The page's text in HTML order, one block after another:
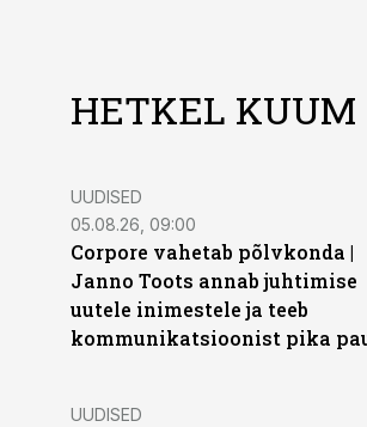
HETKEL KUUM
UUDISED
05.08.26, 09:00
Corpore vahetab põlvkonda |
Janno Toots annab juhtimise
uutele inimestele ja teeb
kommunikatsioonist pika
UUDISED